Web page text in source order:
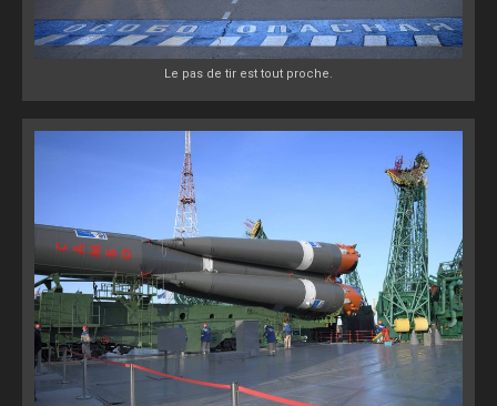
Le pas de tir est tout proche.